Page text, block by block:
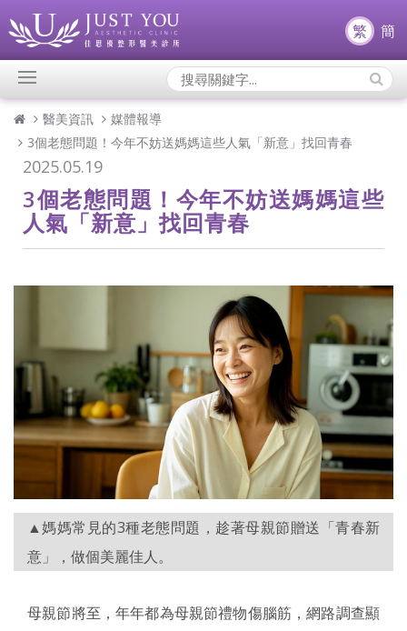
繁 簡
Search
Icons:
醫美資訊
媒體報導
3個老態問題！今年不妨送媽媽這些人氣「新意」找回青春
2025.05.19
3個老態問題！今年不妨送媽媽這些
人氣「新意」找回青春
▲媽媽常見的3種老態問題，趁著母親節贈送「青春新
意」，做個美麗佳人。
母親節將至，年年都為母親節禮物傷腦筋，網路調查顯